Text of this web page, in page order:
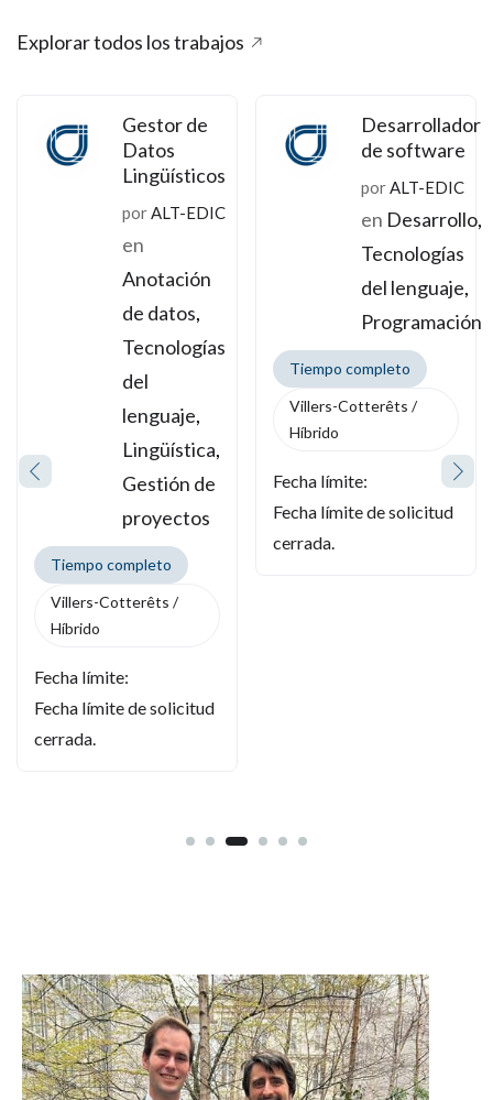
Explorar todos los trabajos
Gestor de
Datos
Lingüísticos
porALT-EDIC
en
Anotación
de datos,
Tecnologías
del
lenguaje,
Lingüística,
Gestión de
proyectos
Tiempo completo
Villers-Cotterêts /
Híbrido
Fecha límite:
Fecha límite de solicitud
cerrada.
Desarrollador
de software
porALT-EDIC
en Desarrollo,
Tecnologías
del lenguaje,
Programación
Tiempo completo
Villers-Cotterêts /
Híbrido
Fecha límite:
Fecha límite de solicitud
cerrada.